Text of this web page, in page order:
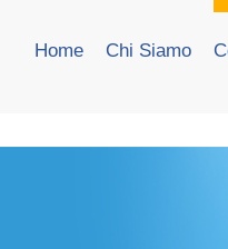
Home Chi Siamo